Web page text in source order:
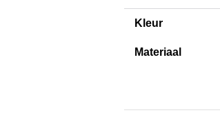
Kleur
Materiaal